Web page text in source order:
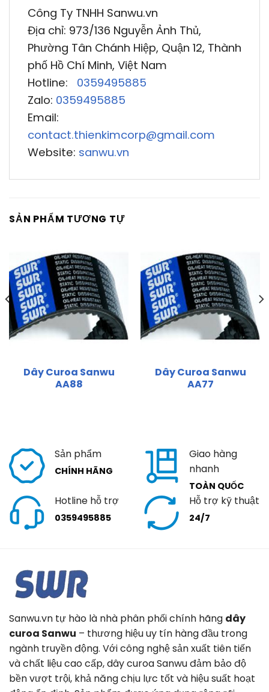
Công Ty TNHH Sanwu.vn
Địa chỉ: 973/136 Nguyễn Ảnh Thủ,
Phường Tân Chánh Hiệp, Quận 12, Thành
phố Hồ Chí Minh, Việt Nam
Hotline: 0359495885
Zalo: 0359495885
Email:
contact.thienkimcorp@gmail.com
Website: sanwu.vn
SẢN PHẨM TƯƠNG TỰ
Dây Curoa Sanwu
AA88
Dây Curoa Sanwu
AA77
Sản phẩm
CHÍNH HÃNG
Giao hàng
nhanh
TOÀN QUỐC
Hotline hỗ trợ
0359495885
Hỗ trợ kỹ thuật
24/7
Sanwu.vn tự hào là nhà phân phối chính hãng dây
curoa Sanwu – thương hiệu uy tín hàng đầu trong
ngành truyền động. Với công nghệ sản xuất tiên tiến
và chất liệu cao cấp, dây curoa Sanwu đảm bảo độ
bền vượt trội, khả năng chịu lực tốt và hiệu suất hoạt